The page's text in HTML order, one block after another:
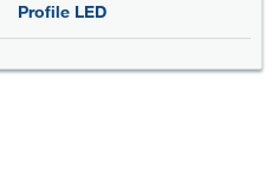
Profile LED